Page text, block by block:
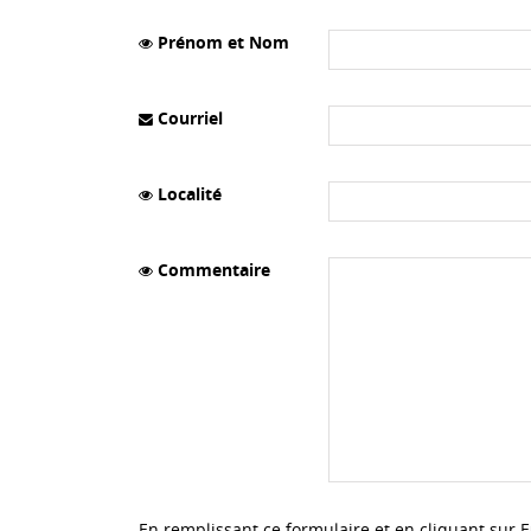
Prénom et Nom
Courriel
Localité
Commentaire